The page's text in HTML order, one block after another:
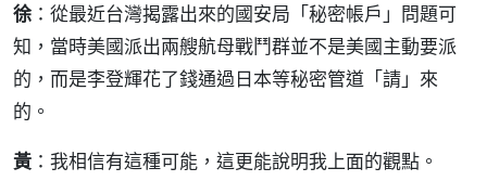
徐 ：從最近台灣揭露出來的國安局「秘密帳戶」問題可
知，當時美國派出兩艘航母戰鬥群並不是美國主動要派
的，而是李登輝花了錢通過日本等秘密管道「請」來
的。
黃 ：我相信有這種可能，這更能說明我上面的觀點。